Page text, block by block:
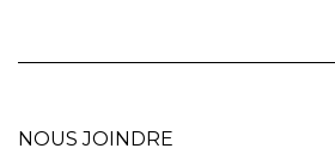
NOUS JOINDRE